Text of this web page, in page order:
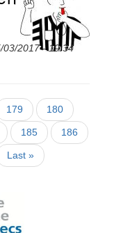
03/2017 - 19:34
Page
179 Page
180
Page
185 Page
186
Dernière
page
Last »